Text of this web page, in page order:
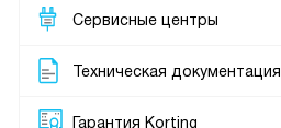
Сервисные центры
Техническая документация
Гарантия Korting